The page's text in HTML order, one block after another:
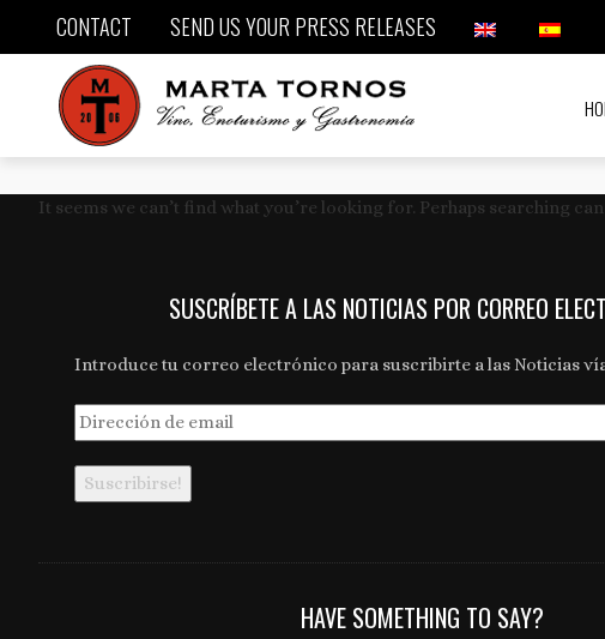
CONTACT SEND US YOUR PRESS RELEASES
It seems we can’t find what you’re looking for. Perhaps searching can
SUSCRÍBETE A LAS NOTICIAS POR CORREO
Introduce tu correo electrónico para suscribirte a las Noticias
Dirección
de
email
HAVE SOMETHING TO SAY?